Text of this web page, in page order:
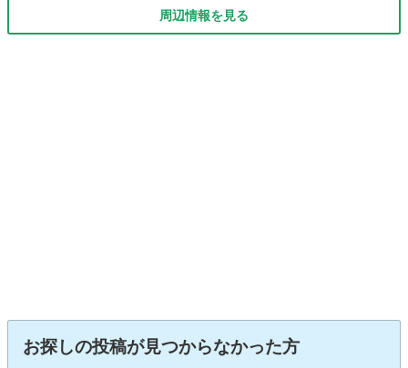
周辺情報を見る
お探しの投稿が見つからなかった方